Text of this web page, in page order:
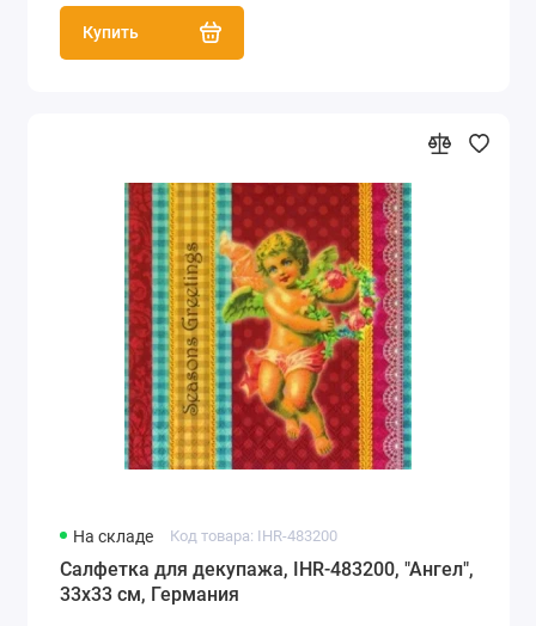
Купить
На складе Код товара: IHR-483200
Салфетка для декупажа, IHR-483200, "Ангел",
33х33 см, Германия